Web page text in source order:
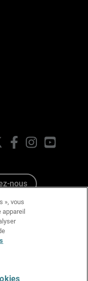
FacebookInstagramYouTube
nous
», vous